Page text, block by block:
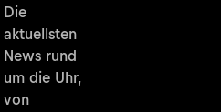
Die
aktuellsten
News rund
um die Uhr,
von